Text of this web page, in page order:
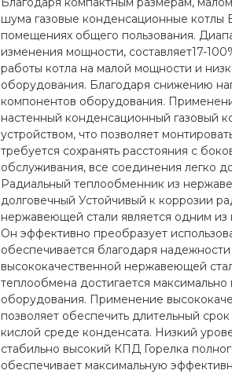
шума газовые конденсационные котлы
помещениях общего пользования.
изменения мощности, составляет17-
работы котла на малой мощности и
оборудования. Благодаря снижению
компонентов оборудования.
настенный конденсационный газовый
устройством, что позволяет
требуется сохранять расстояния с
обслуживания, все соединения легко
Радиальный теплообменник из
долговечный Устойчивый к коррозии
нержавеющей стали является одним
Он эффективно преобразует
обеспечивается благодаря
высококачественной нержавеющей
теплообмена достигается
оборудования. Применение
позволяет обеспечить длительный
кислой среде конденсата. Низкий
стабильно высокий КПД Горелка
обеспечивает максимальную